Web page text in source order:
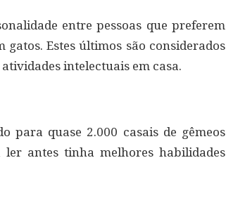
entre pessoas que preferem
Estes últimos são considerados
intelectuais em casa.
para quase 2.000 casais de gêmeos
antes tinha melhores habilidades